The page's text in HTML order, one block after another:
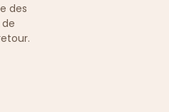
des